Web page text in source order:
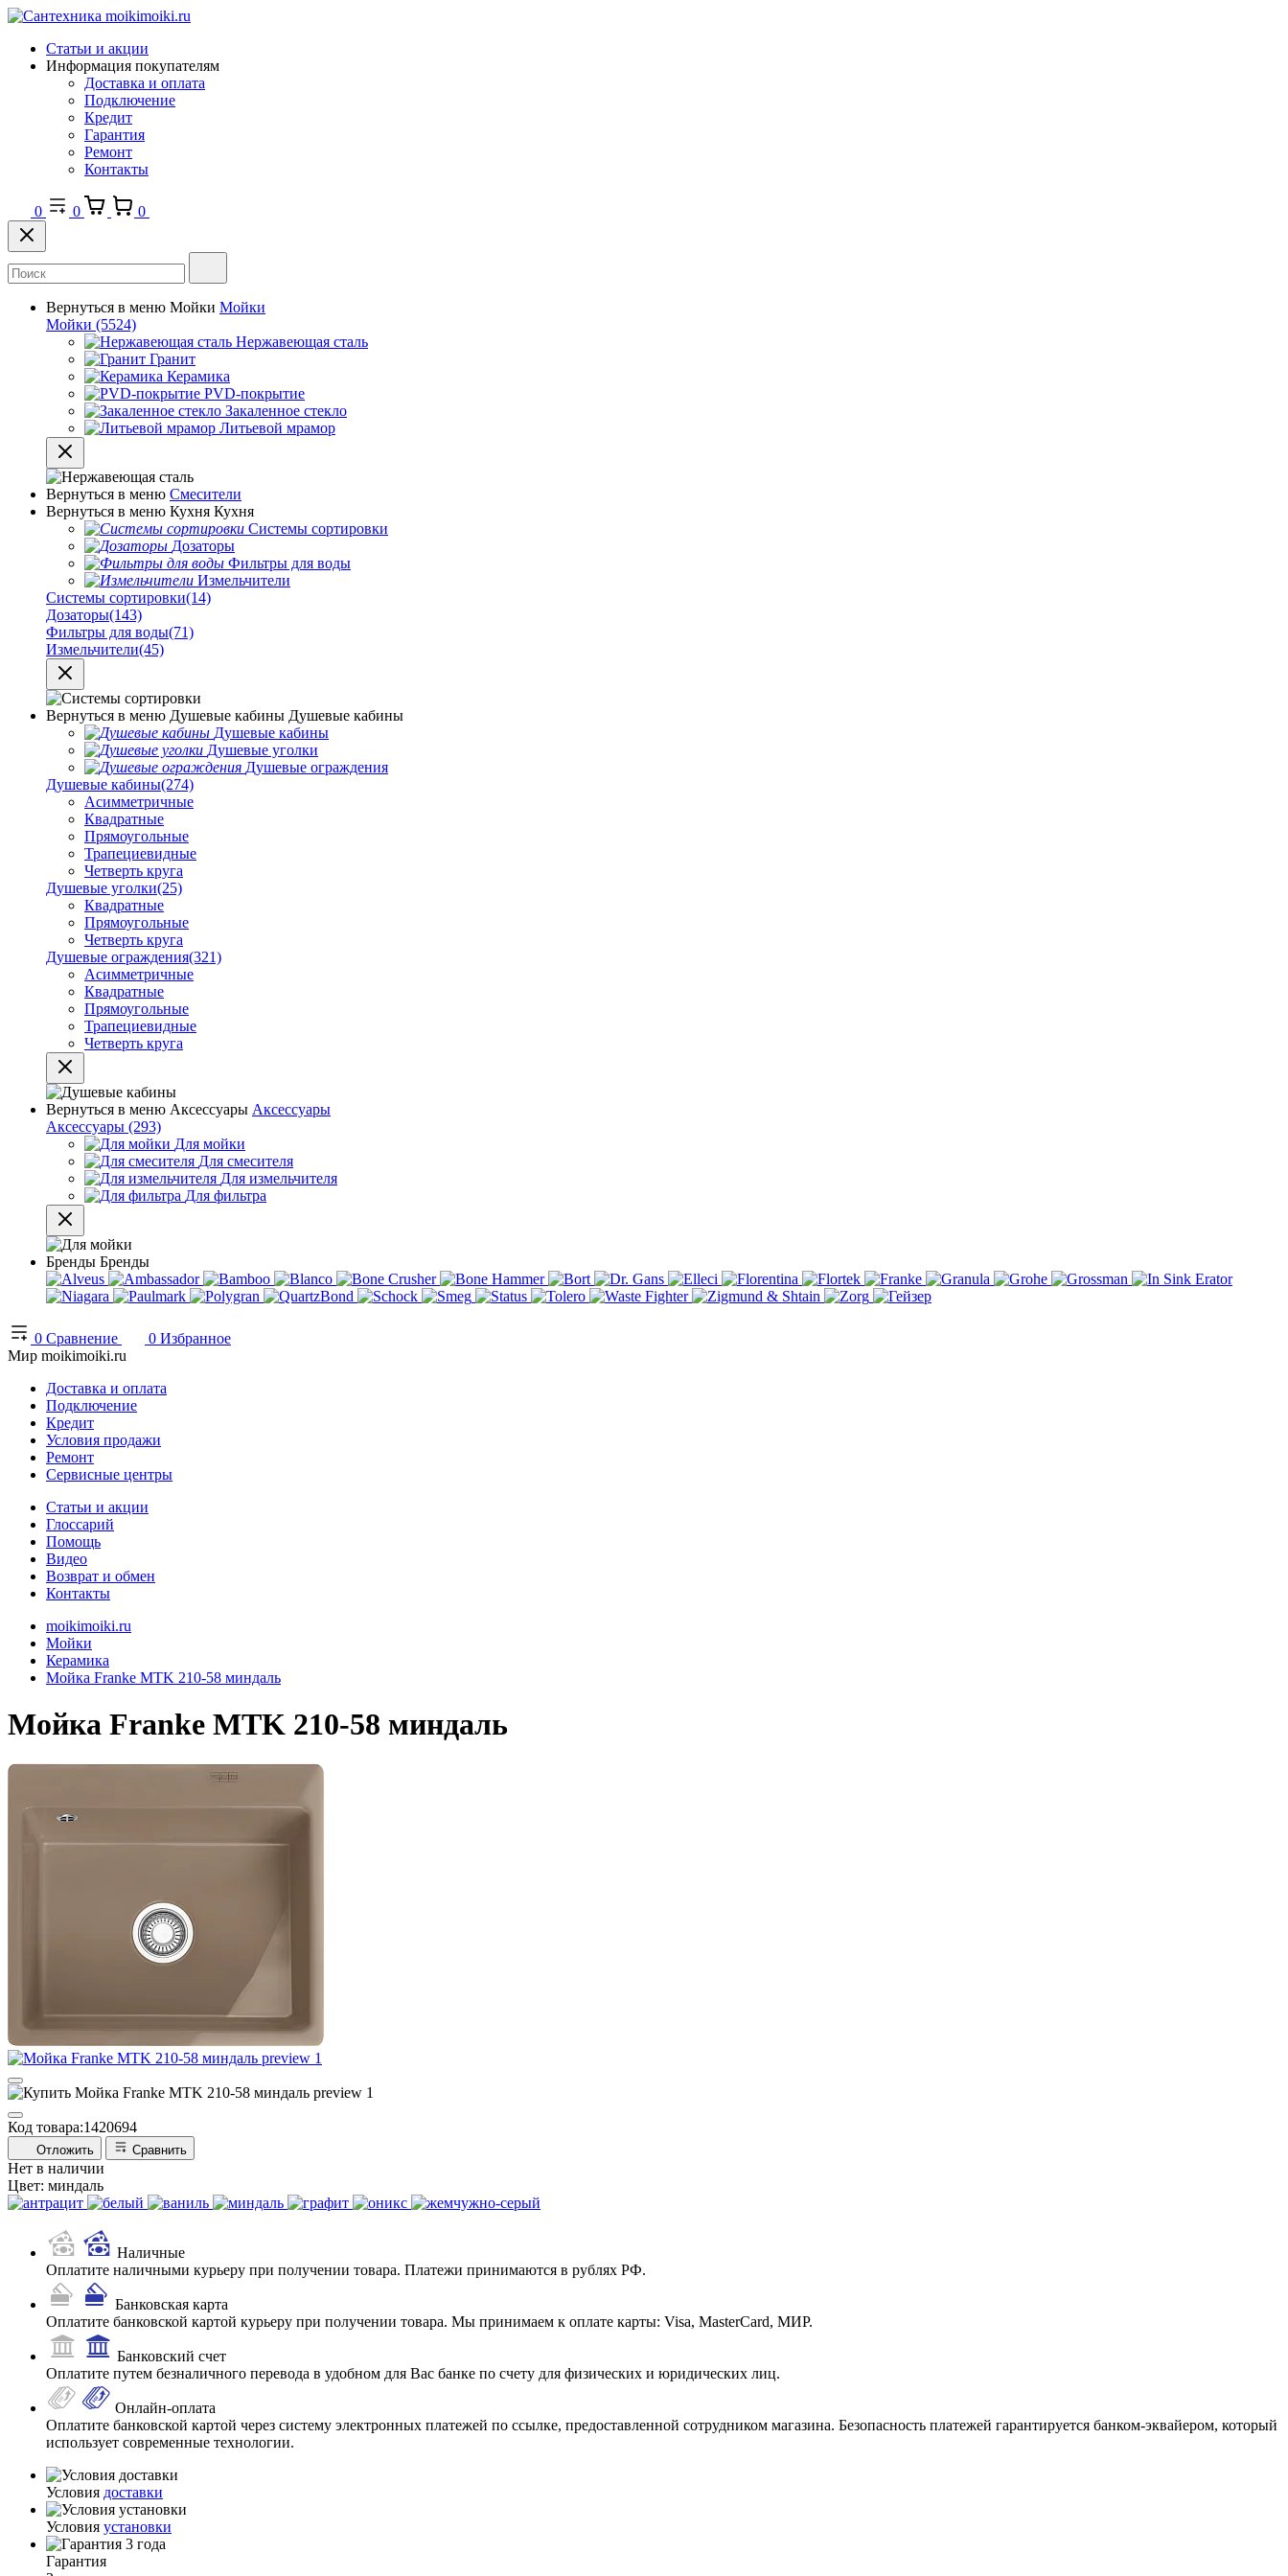
Статьи и акции
Информация покупателям
Доставка и оплата
Подключение
Кредит
Гарантия
Ремонт
Контакты
0 0 0
Вернуться в меню Мойки Мойки
Мойки (5524)
Нержавеющая сталь
Гранит
Керамика
PVD-покрытие
Закаленное стекло
Литьевой мрамор
Вернуться в меню Смесители
Вернуться в меню Кухня Кухня
Системы сортировки
Дозаторы
Фильтры для воды
Измельчители
Системы сортировки(14)
Дозаторы(143)
Фильтры для воды(71)
Измельчители(45)
Вернуться в меню Душевые кабины Душевые кабины
Душевые кабины
Душевые уголки
Душевые ограждения
Душевые кабины(274)
Асимметричные
Квадратные
Прямоугольные
Трапециевидные
Четверть круга
Душевые уголки(25)
Квадратные
Прямоугольные
Четверть круга
Душевые ограждения(321)
Асимметричные
Квадратные
Прямоугольные
Трапециевидные
Четверть круга
Вернуться в меню Аксессуары Аксессуары
Аксессуары (293)
Для мойки
Для смесителя
Для измельчителя
Для фильтра
Бренды Бренды
0 Сравнение 0 Избранное
Мир moikimoiki.ru
Доставка и оплата
Подключение
Кредит
Условия продажи
Ремонт
Сервисные центры
Статьи и акции
Глоссарий
Помощь
Видео
Возврат и обмен
Контакты
moikimoiki.ru
Мойки
Керамика
Мойка Franke MTK 210-58 миндаль
Мойка Franke MTK 210-58 миндаль
Код товара:1420694
Отложить Сравнить
Нет в наличии
Цвет: миндаль
Наличные
Оплатите наличными курьеру при получении товара. Платежи принимаются в рублях РФ.
Банковская карта
Оплатите банковской картой курьеру при получении товара. Мы принимаем к оплате карты: Visa, MasterCard, МИР.
Банковский счет
Оплатите путем безналичного перевода в удобном для Вас банке по счету для физических и юридических лиц.
Онлайн-оплата
Оплатите банковской картой через систему электронных платежей по ссылке, предоставленной сотрудником магазина. Безопасность платежей гарантируется банком-эквайером, который
использует современные технологии.
Условия доставки
Условия установки
Гарантия